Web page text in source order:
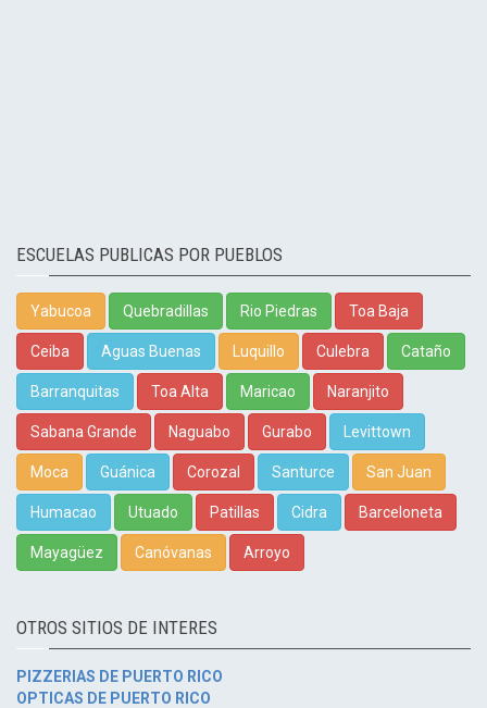
ESCUELAS PUBLICAS POR PUEBLOS
Yabucoa Quebradillas Rio Piedras Toa Baja
Ceiba Aguas Buenas Luquillo Culebra Cataño
Barranquitas Toa Alta Maricao Naranjito
Sabana Grande Naguabo Gurabo Levittown
Moca Guánica Corozal Santurce San Juan
Humacao Utuado Patillas Cidra Barceloneta
Mayagüez Canóvanas Arroyo
OTROS SITIOS DE INTERES
PIZZERIAS DE PUERTO RICO
OPTICAS DE PUERTO RICO